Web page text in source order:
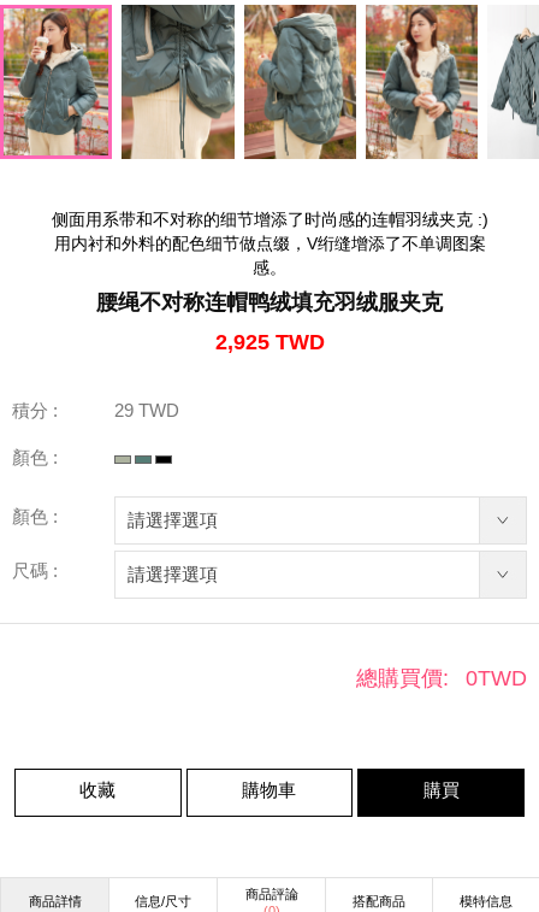
侧面用系带和不对称的细节增添了时尚感的连帽羽绒夹克 :)
用内衬和外料的配色细节做点缀，V绗缝增添了不单调图案
感。
腰绳不对称连帽鸭绒填充羽绒服夹克
2,925 TWD
積分 : 29 TWD
顏色 :
顏色 :
尺碼 :
總購買價: 0TWD
收藏 購物車 購買
商品詳情 信息/尺寸
商品評論
搭配商品 模特信息